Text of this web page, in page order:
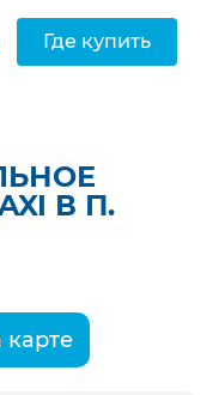
Где купить
В П.
карте